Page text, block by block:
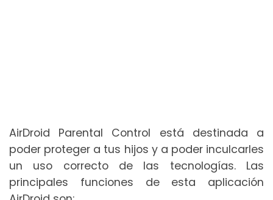
AirDroid Parental Control está destinada a
poder proteger a tus hijos y a poder inculcarles
un uso correcto de las tecnologías. Las
principales funciones de esta aplicación